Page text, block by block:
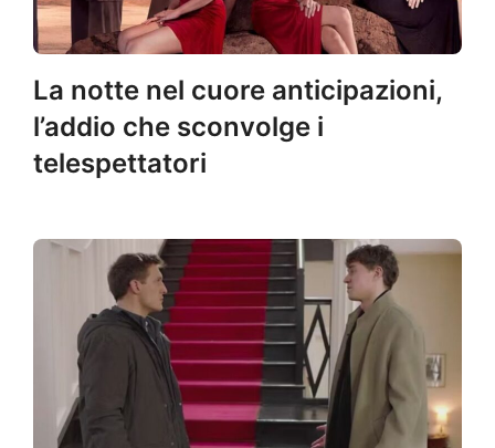
La notte nel cuore anticipazioni,
l’addio che sconvolge i
telespettatori